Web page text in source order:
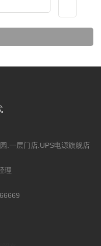
.一层门店.UPS电源旗舰店
理